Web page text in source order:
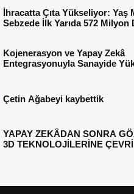
İhracatta Çıta Yükseliyor: Yaş
Sebzede İlk Yarıda 572 Milyon
Kojenerasyon ve Yapay Zekâ
Entegrasyonuyla Sanayide
Çetin Ağabeyi kaybettik
YAPAY ZEKÂDAN SONRA
3D TEKNOLOJİLERİNE